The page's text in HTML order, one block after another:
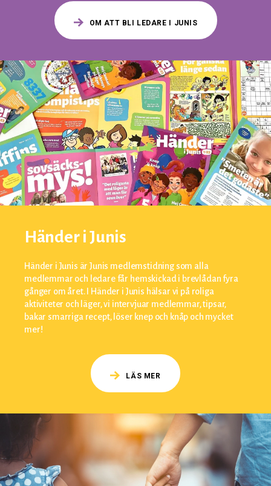
OM ATT BLI LEDARE I JUNIS
Händer i Junis
Händer i Junis är Junis medlemstidning som alla
medlemmar och ledare får hemskickad i brevlådan fyra
gånger om året. I Händer i Junis hälsar vi på roliga
aktiviteter och läger, vi intervjuar medlemmar, tipsar,
bakar smarriga recept, löser knep och knåp och mycket
mer!
LÄS MER